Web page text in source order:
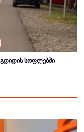
სოფლებში